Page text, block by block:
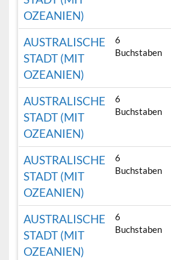
OZEANIEN)
AUSTRALISCHE
STADT (MIT
OZEANIEN)
6
Buchstaben
AUSTRALISCHE
STADT (MIT
OZEANIEN)
6
Buchstaben
AUSTRALISCHE
STADT (MIT
OZEANIEN)
6
Buchstaben
AUSTRALISCHE
STADT (MIT
OZEANIEN)
6
Buchstaben